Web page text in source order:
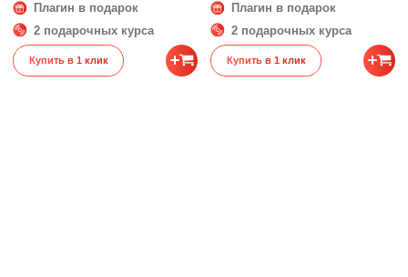
Плагин в подарок
2 подарочных курса
Купить в 1 клик
Плагин в подарок
2 подарочных курса
Купить в 1 клик